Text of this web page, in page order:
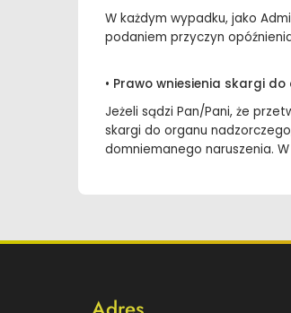
W każdym wypadku, jako
podaniem przyczyn
• Prawo wniesienia skargi
Jeżeli sądzi Pan/Pani, że
skargi do organu
domniemanego naruszenia.